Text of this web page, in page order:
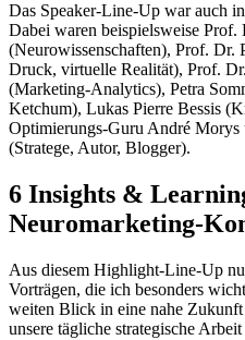
Das Speaker-Line-Up war auch
Dabei waren beispielsweise
(Neurowissenschaften), Prof.
Druck, virtuelle Realität), Prof.
(Marketing-Analytics), Petra
Ketchum), Lukas Pierre Bessis
Optimierungs-Guru André Morys
(Stratege, Autor, Blogger).
6 Insights &
Neuromarketing-
Aus diesem Highlight-Line-Up
Vorträgen, die ich besonders
weiten Blick in eine nahe
unsere tägliche strategische